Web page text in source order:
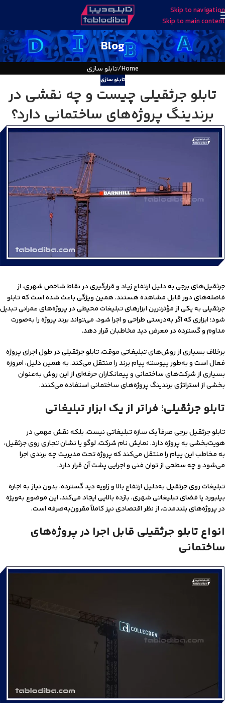
Skip to navigation
Skip to main content
Blog
Home تابلو سازی
تابلو سازی
تابلو جرثقیلی چیست و چه نقشی در
برندینگ پروژه‌های ساختمانی دارد؟
جرثقیل‌های برجی به دلیل ارتفاع زیاد و قرارگیری در نقاط شاخص شهری، از
فاصله‌های دور قابل مشاهده هستند. همین ویژگی باعث شده است که تابلو
جرثقیلی به یکی از مؤثرترین ابزارهای تبلیغات محیطی در پروژه‌های عمرانی تبدیل
شود؛ ابزاری که اگر به‌درستی طراحی و اجرا شود، می‌تواند برند پروژه را به‌صورت
مداوم و گسترده در معرض دید مخاطبان قرار دهد.
برخلاف بسیاری از روش‌های تبلیغاتی موقت، تابلو جرثقیلی در طول اجرای پروژه
فعال است و به‌طور پیوسته پیام برند را منتقل می‌کند. به همین دلیل، امروزه
بسیاری از شرکت‌های ساختمانی و پیمانکاران حرفه‌ای از این روش به‌عنوان
بخشی از استراتژی برندینگ پروژه‌های ساختمانی استفاده می‌کنند.
تابلو جرثقیلی؛ فراتر از یک ابزار تبلیغاتی
تابلو جرثقیل برجی صرفاً یک سازه تبلیغاتی نیست، بلکه نقش مهمی در
هویت‌بخشی به پروژه دارد. نمایش نام شرکت، لوگو یا نشان تجاری روی جرثقیل،
به مخاطب این پیام را منتقل می‌کند که پروژه تحت مدیریت چه برندی اجرا
می‌شود و چه سطحی از توان فنی و اجرایی پشت آن قرار دارد.
تبلیغات روی جرثقیل به‌دلیل ارتفاع بالا و زاویه دید گسترده، بدون نیاز به اجاره
بیلبورد یا فضای تبلیغاتی شهری، بازده بالایی ایجاد می‌کند. این موضوع به‌ویژه
در پروژه‌های بلندمدت، از نظر اقتصادی نیز کاملاً مقرون‌به‌صرفه است.
انواع تابلو جرثقیلی قابل اجرا در پروژه‌های
ساختمانی